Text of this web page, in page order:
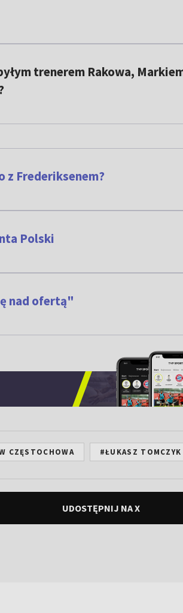
trenerem Rakowa,
z Frederiksenem?
Polski
nad ofertą"
CZĘSTOCHOWA #ŁUKASZ TOMCZYK
UDOSTĘPNIJ NA X